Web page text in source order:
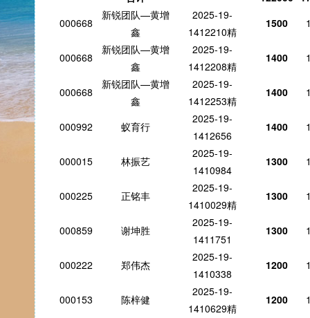
000668
新锐团队—黄增
鑫
2025-19-
1412210精
1500
000668
新锐团队—黄增
鑫
2025-19-
1412208精
1400
000668
新锐团队—黄增
鑫
2025-19-
1412253精
1400
000992 蚁育行
2025-19-
1412656
1400
000015 林振艺
2025-19-
1410984
1300
000225 正铭丰
2025-19-
1410029精
1300
000859 谢坤胜
2025-19-
1411751
1300
000222 郑伟杰
2025-19-
1410338
1200
000153 陈梓健
2025-19-
1410629精
1200